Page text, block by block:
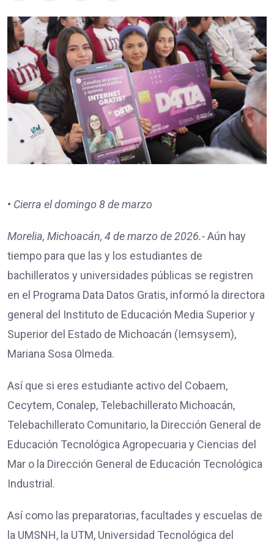
• Cierra el domingo 8 de marzo
Morelia, Michoacán, 4 de marzo de 2026.-Aún hay
tiempo para que las y los estudiantes de
bachilleratos y universidades públicas se registren
en el Programa Data Datos Gratis, informó la directora
general del Instituto de Educación Media Superior y
Superior del Estado de Michoacán (Iemsysem),
Mariana Sosa Olmeda.
Así que si eres estudiante activo del Cobaem,
Cecytem, Conalep, Telebachillerato Michoacán,
Telebachillerato Comunitario, la Dirección General de
Educación Tecnológica Agropecuaria y Ciencias del
Mar o la Dirección General de Educación Tecnológica
Industrial.
Así como las preparatorias, facultades y escuelas de
la UMSNH, la UTM, Universidad Tecnológica del